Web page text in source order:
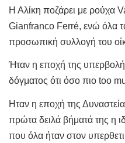
Η Αλίκη ποζάρει με ρούχα
Gianfranco Ferré, ενώ όλα
προσωπική συλλογή του
Ήταν η εποχή της
δόγματος ότι όσο πιο too
Ηταν η εποχή της
πρώτα δειλά βήματά της η
που όλα ήταν στον